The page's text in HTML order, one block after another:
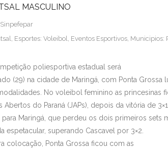
MASCULINO
Sinpefepar
Esportes: Voleibol Eventos Esportivos Municipios:
poliesportiva estadual será
(29) na cidade de Maringá, com Ponta Grossa
No voleibol feminino as princesinas
Abertos do Paraná (JAPs), depois da vitória de
para Maringá, que perdeu os dois primeiros sets
espetacular, superando Cascavel por 3×2.
colocação, Ponta Grossa ficou com as